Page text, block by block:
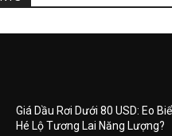
Giá Dầu Rơi Dưới 80 USD: Eo
Hé Lộ Tương Lai Năng Lượng?